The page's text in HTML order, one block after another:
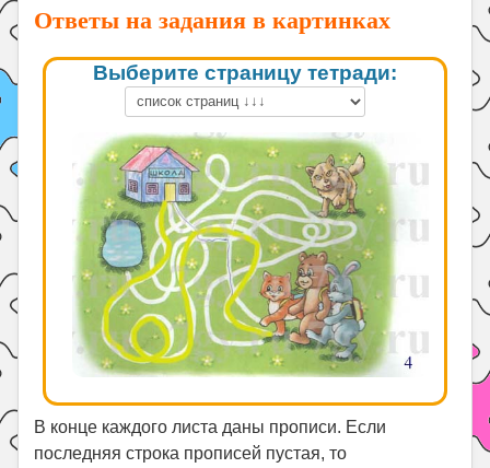
Ответы на задания в картинках
Выберите страницу тетради:
В конце каждого листа даны прописи. Если
последняя строка прописей пустая, то